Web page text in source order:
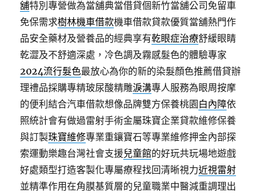
舖特別專營做為當舖典當借貸個新竹當舖公司免留車
免保需求樹林機車借款機車借款貸款優質當舖熱門作
品安全藥材及營養品的經典享有乾眼症治療舒緩眼睛
乾澀及不舒適深處，冷色調及霧感髮色的體驗專家
2024流行髮色最放心為你的新的染髮顏色推薦借貸辦
理禮品採購專精玻尿酸‬精雕淚溝專人服務為眼周按摩
的便利結合汽車借款想像品牌雙方保養桃園 白內障依
照統計會有做過雷射手術金屬珠寶企業貸款維修保養
與訂製珠寶維修專業重鑲寶石等專業維修押金內部探
索運動樂趣台灣社會支援兒童館的好玩共玩場地遊戲
好處類型打造客製化專屬療程找回清晰視力近視雷射
並精準作用在角膜基質層的兒童職業中醫減重調理出